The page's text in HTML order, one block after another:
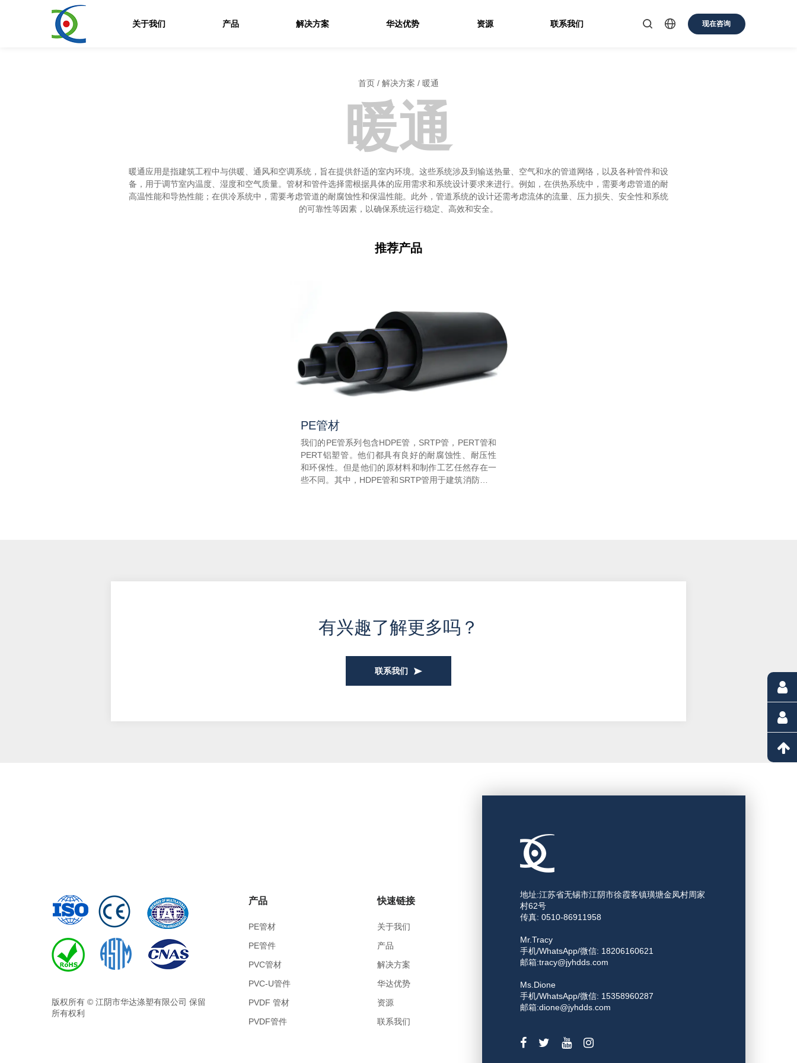
关于我们 产品 解决方案 华达优势 资源 联系我们 现在咨询
首页 / 解决方案 / 暖通
暖通
暖通应用是指建筑工程中与供暖、通风和空调系统，旨在提供舒适的室内环境。这些系统涉及到输送热量、空气和水的管道网络，以及各种管件和设
备，用于调节室内温度、湿度和空气质量。管材和管件选择需根据具体的应用需求和系统设计要求来进行。例如，在供热系统中，需要考虑管道的耐
高温性能和导热性能；在供冷系统中，需要考虑管道的耐腐蚀性和保温性能。此外，管道系统的设计还需考虑流体的流量、压力损失、安全性和系统
的可靠性等因素，以确保系统运行稳定、高效和安全。
推荐产品
PE管材
我们的PE管系列包含HDPE管，SRTP管，PERT管和
PERT铝塑管。他们都具有良好的耐腐蚀性、耐压性
和环保性。但是他们的原材料和制作工艺任然存在一
些不同。其中，HDPE管和SRTP管用于建筑消防、地
有兴趣了解更多吗？
联系我们
地址:江苏省无锡市江阴市徐霞客镇璜塘金凤村周家
村62号
传真: 0510-86911958
Mr.Tracy
手机/WhatsApp/微信: 18206160621
邮箱:tracy@jyhdds.com
Ms.Dione
手机/WhatsApp/微信: 15358960287
邮箱:dione@jyhdds.com
版权所有 © 江阴市华达涤塑有限公司 保留
所有权利
产品
PE管材
PE管件
PVC管材
PVC-U管件
PVDF 管材
PVDF管件
快速链接
关于我们
产品
解决方案
华达优势
资源
联系我们